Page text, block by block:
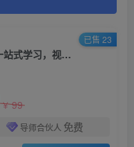
视频号运营全攻略，从定位到成交一站式学习，视频号核心秘诀，打造爆款…
￥99
导师合伙人 免费
已售 23